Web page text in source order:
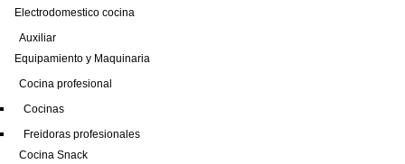
Electrodomestico cocina
Auxiliar
Equipamiento y Maquinaria
Cocina profesional
Cocinas
Freidoras profesionales
Cocina Snack